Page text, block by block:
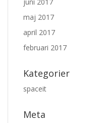
maj 2017
april 2017
februari 2017
Kategorier
spaceit
Meta